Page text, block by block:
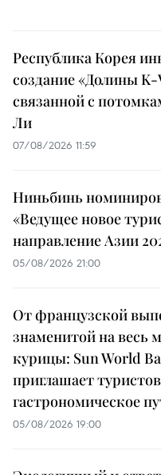
Республика Корея
создание «Долины K-
связанной с
Ли
07/08/2026 11:59
Ниньбинь
«Ведущее новое
направление Азии
05/08/2026 21:00
От французской
знаменитой на весь
курицы: Sun World
приглашает
гастрономическое
05/08/2026 19:00